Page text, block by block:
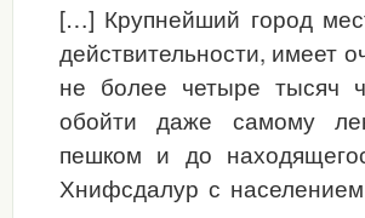
[…] Крупнейший город
действительности, имеет
не более четыре тысяч
обойти даже самому
пешком и до
Хнифсдалур с